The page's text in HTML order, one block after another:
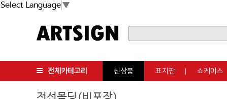
Select Language▼
전체카테고리 신상품 표지판 쇼케이스